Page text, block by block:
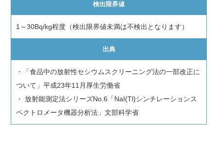
検出限界値
1～30Bq/kg程度（検出限界値未満は不検出となります）
出典
・「食品中の放射性セシウムスクリーニング法の一部改正に
ついて」平成23年11月厚生労働省
・ 放射能測定法シリーズNo.6「NaI(Tl)シンチレーションス
ペクトロメータ機器分析法」文部科学省